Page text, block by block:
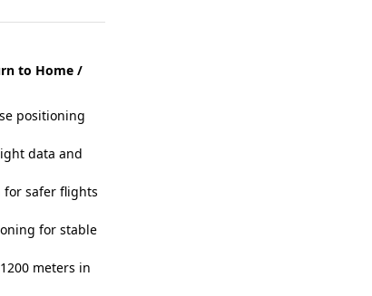
to Home /
positioning
data and
for safer flights
for stable
meters in